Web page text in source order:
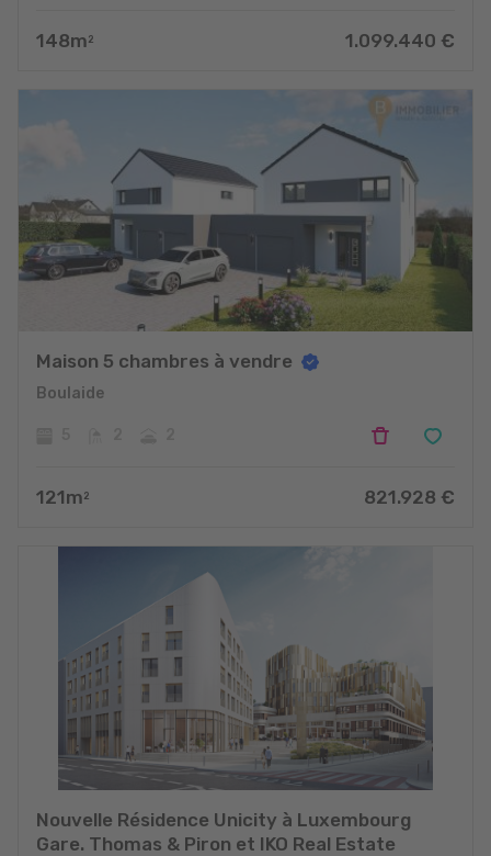
148m 2 1.099.440 €
Maison 5 chambres à vendre
Boulaide
121m 2 821.928 €
Nouvelle Résidence Unicity à Luxembourg
Gare. Thomas & Piron et IKO Real Estate